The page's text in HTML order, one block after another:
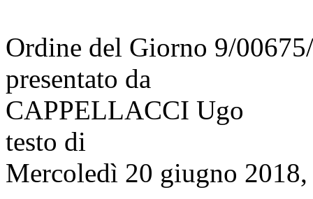
Ordine del Giorno 9/
presentato da
CAPPELLACCI Ugo
testo di
Mercoledì 20 giugno 2018,